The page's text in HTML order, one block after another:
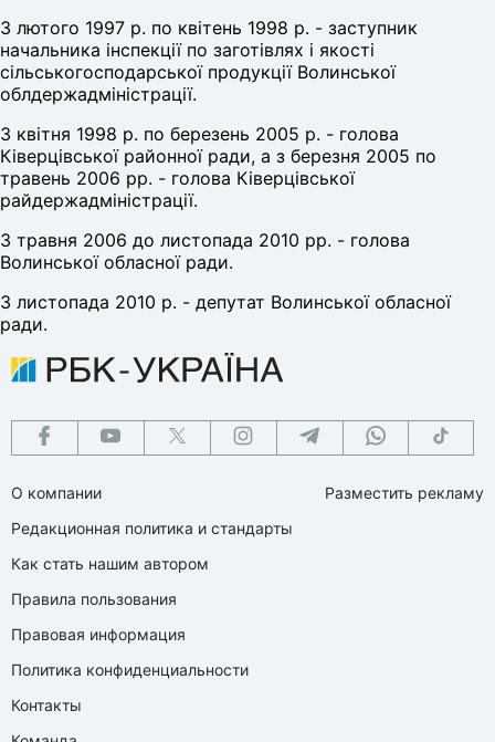
З лютого 1997 р. по квітень 1998 р. - заступник
начальника інспекції по заготівлях і якості
сільськогосподарської продукції Волинської
облдержадміністрації.
З квітня 1998 р. по березень 2005 р. - голова
Ківерцівської районної ради, а з березня 2005 по
травень 2006 рр. - голова Ківерцівської
райдержадміністрації.
З травня 2006 до листопада 2010 рр. - голова
Волинської обласної ради.
З листопада 2010 р. - депутат Волинської обласної
ради.
О компании
Редакционная политика и стандарты
Как стать нашим автором
Правила пользования
Правовая информация
Политика конфиденциальности
Контакты
Разместить рекламу